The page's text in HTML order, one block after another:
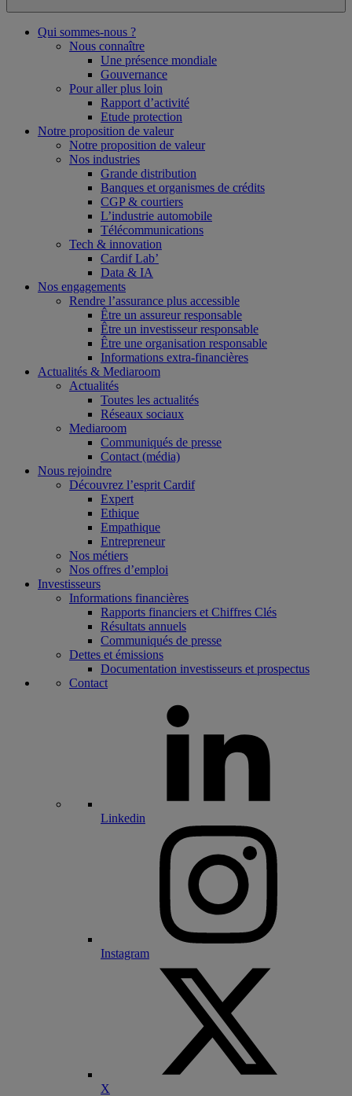
Qui sommes-nous ?
Nous connaître
Une présence mondiale
Gouvernance
Pour aller plus loin
Rapport d’activité
Etude protection
Notre proposition de valeur
Notre proposition de valeur
Nos industries
Grande distribution
Banques et organismes de crédits
CGP & courtiers
L’industrie automobile
Télécommunications
Tech & innovation
Cardif Lab’
Data & IA
Nos engagements
Rendre l’assurance plus accessible
Être un assureur responsable
Être un investisseur responsable
Être une organisation responsable
Informations extra-financières
Actualités & Mediaroom
Actualités
Toutes les actualités
Réseaux sociaux
Mediaroom
Communiqués de presse
Contact (média)
Nous rejoindre
Découvrez l’esprit Cardif
Expert
Ethique
Empathique
Entrepreneur
Nos métiers
Nos offres d’emploi
Investisseurs
Informations financières
Rapports financiers et Chiffres Clés
Résultats annuels
Communiqués de presse
Dettes et émissions
Documentation investisseurs et prospectus
Contact
Linkedin
Instagram
X